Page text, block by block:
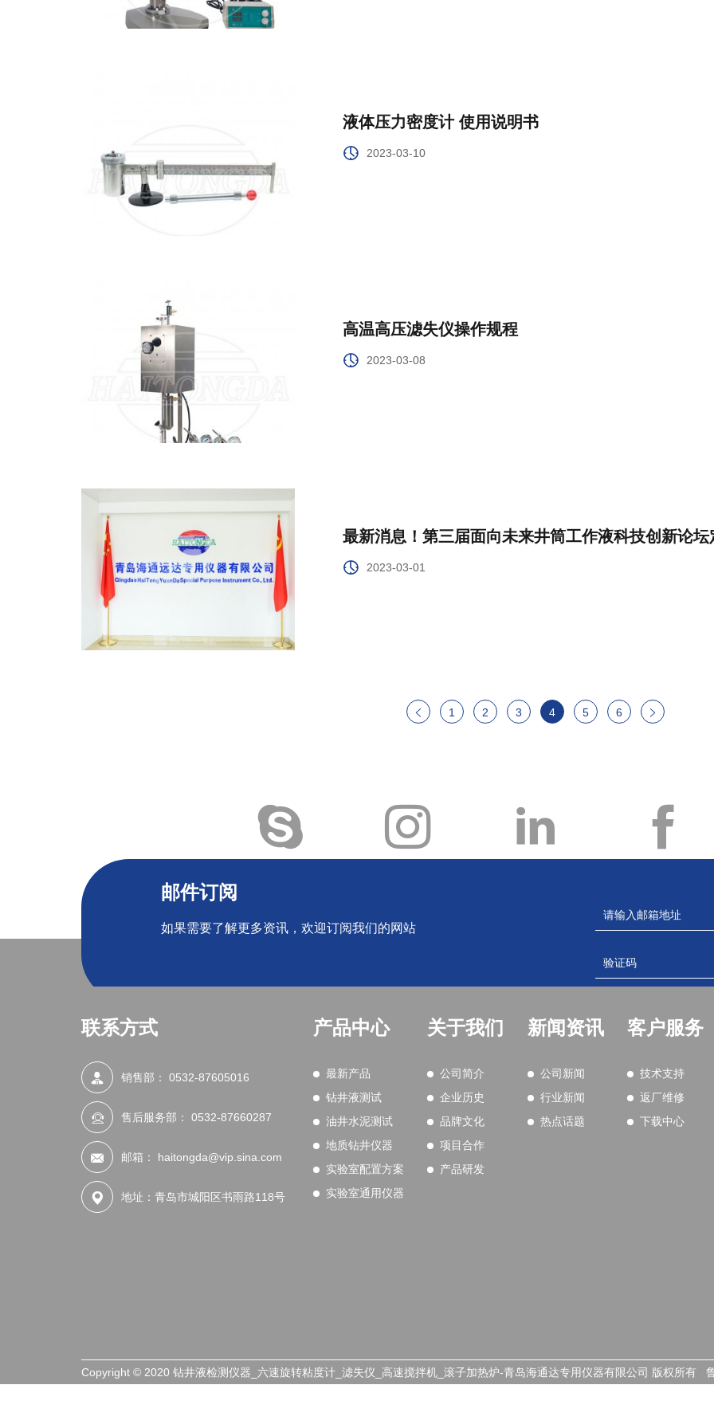
液体压力密度计 使用说明书
2023-03-10
高温高压滤失仪操作规程
2023-03-08
最新消息！第三届面向未来井筒工作液科技创新论
2023-03-01
1 2 3 4 5 6
邮件订阅
如果需要了解更多资讯，欢迎订阅我们的网站
联系方式
销售部： 0532-87605016
售后服务部： 0532-87660287
邮箱： haitongda@vip.sina.com
地址：青岛市城阳区书雨路118号
产品中心
最新产品
钻井液测试
油井水泥测试
地质钻井仪器
实验室配置方案
实验室通用仪器
关于我们
公司简介
企业历史
品牌文化
项目合作
产品研发
新闻资讯
公司新闻
行业新闻
热点话题
客户服务
技术支持
返厂维修
下载中心
Copyright © 2020 钻井液检测仪器_六速旋转粘度计_滤失仪_高速搅拌机_滚子加热炉-青岛海通达专用仪器有限公司 版权所有